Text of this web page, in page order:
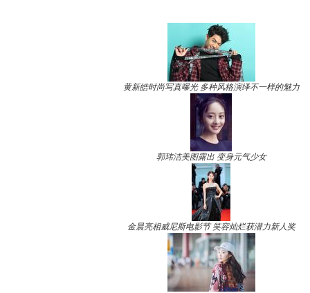
黄新皓时尚写真曝光 多种风格演绎不一样的魅力
郭玮洁美图露出 变身元气少女
金晨亮相威尼斯电影节 笑容灿烂获潜力新人奖